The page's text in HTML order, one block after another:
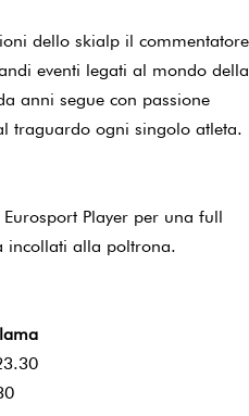
dello skialp il commentatore
eventi legati al mondo della
anni segue con passione
traguardo ogni singolo atleta.
Player per una full
incollati alla poltrona.